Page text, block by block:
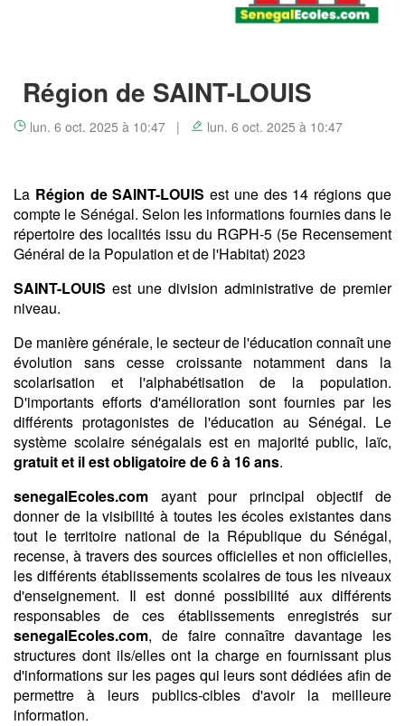
Région de SAINT-LOUIS
lun. 6 oct. 2025 à 10:47 | lun. 6 oct. 2025 à 10:47
La Région de SAINT-LOUIS est une des 14 régions que
compte le Sénégal. Selon les informations fournies dans le
répertoire des localités issu du RGPH-5 (5e Recensement
Général de la Population et de l'Habitat) 2023
SAINT-LOUIS est une division administrative de premier
niveau.
De manière générale, le secteur de l'éducation connaît une
évolution sans cesse croissante notamment dans la
scolarisation et l'alphabétisation de la population.
D'importants efforts d'amélioration sont fournies par les
différents protagonistes de l'éducation au Sénégal. Le
système scolaire sénégalais est en majorité public, laïc,
gratuit et il est obligatoire de 6 à 16 ans.
senegalEcoles.com ayant pour principal objectif de
donner de la visibilité à toutes les écoles existantes dans
tout le territoire national de la République du Sénégal,
recense, à travers des sources officielles et non officielles,
les différents établissements scolaires de tous les niveaux
d'enseignement. Il est donné possibilité aux différents
responsables de ces établissements enregistrés sur
senegalEcoles.com, de faire connaître davantage les
structures dont ils/elles ont la charge en fournissant plus
d'informations sur les pages qui leurs sont dédiées afin de
permettre à leurs publics-cibles d'avoir la meilleure
information.